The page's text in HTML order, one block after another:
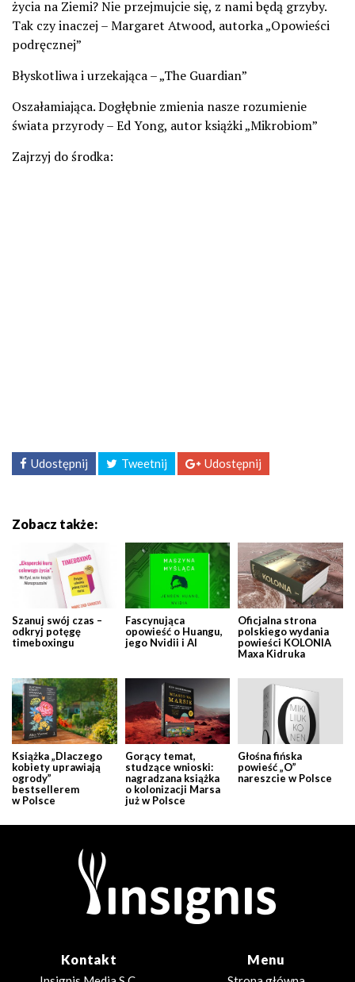
życia na Ziemi? Nie przejmujcie się, z nami będą grzyby.
Tak czy inaczej – Margaret Atwood, autorka „Opowieści
podręcznej”
Błyskotliwa i urzekająca – „The Guardian”
Oszałamiająca. Dogłębnie zmienia nasze rozumienie
świata przyrody – Ed Yong, autor książki „Mikrobiom”
Zajrzyj do środka:
Udostępnij Tweetnij Udostępnij
Zobacz także:
Szanuj swój czas –
odkryj potęgę
timeboxingu
Fascynująca
opowieść o Huangu,
jego Nvidii i AI
Oficjalna strona
polskiego wydania
powieści KOLONIA
Maxa Kidruka
Książka „Dlaczego
kobiety uprawiają
ogrody”
bestsellerem
w Polsce
Gorący temat,
studzące wnioski:
nagradzana książka
o kolonizacji Marsa
już w Polsce
Głośna fińska
powieść „O”
nareszcie w Polsce
Kontakt Menu